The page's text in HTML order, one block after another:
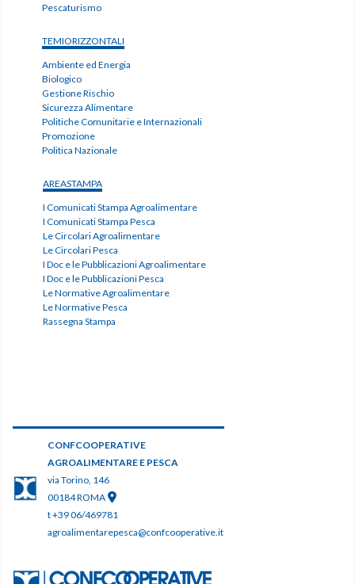
CONFCOOPERATIVE
AGROALIMENTARE E PESCA
via Torino, 146
00184 ROMA
t +39 06/469781
agroalimentarepesca@confcooperative.it
Pescaturismo
TEMIORIZZONTALI
Ambiente ed Energia
Biologico
Gestione Rischio
Sicurezza Alimentare
Politiche Comunitarie e Internazionali
Promozione
Politica Nazionale
AREASTAMPA
I Comunicati Stampa Agroalimentare
I Comunicati Stampa Pesca
Le Circolari Agroalimentare
Le Circolari Pesca
I Doc e le Pubblicazioni Agroalimentare
I Doc e le Pubblicazioni Pesca
Le Normative Agroalimentare
Le Normative Pesca
Rassegna Stampa